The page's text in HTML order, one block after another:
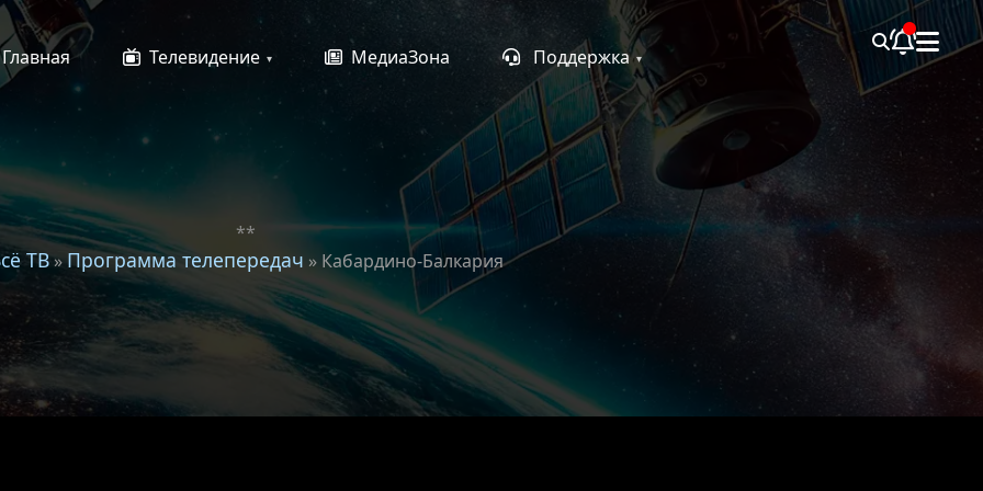
Главная Телевидение МедиаЗона Поддержка
**
ТВ»Программа телепередач » Кабардино-Балкария